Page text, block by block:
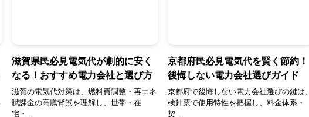
滋賀県民必見電気代が劇的に安く
なる！おすすめ電力会社と選び方
滋賀の電気代対策は、燃料費調整・再エネ
賦課金の高騰背景を理解し、世帯・在
宅・...
京都府民必見電気代を賢く節約！
後悔しない電力会社選びガイド
京都府で後悔しない電力会社選びの鍵は、
検針票で使用特性を把握し、料金体系・
契...